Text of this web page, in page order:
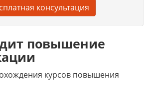
консультация
повышение
курсов повышения